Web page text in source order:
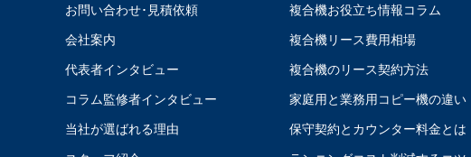
お問い合わせ･見積依頼
会社案内
代表者インタビュー
コラム監修者インタビュー
当社が選ばれる理由
複合機お役立ち情報コラム
複合機リース費用相場
複合機のリース契約方法
家庭用と業務用コピー機の違い
保守契約とカウンター料金とは